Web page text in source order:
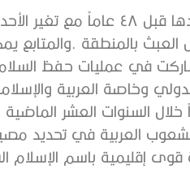
وضوح الرؤية الخارجية ما يميز الإمارات
بالمنطقة .والمتابع
شاركت في عمليات حفظ
وخاصة العربية
السنوات العشر
العربية في تحديد
قوى إقليمية باسم